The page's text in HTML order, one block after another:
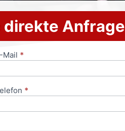
direkte Anfrage
Mail *
*